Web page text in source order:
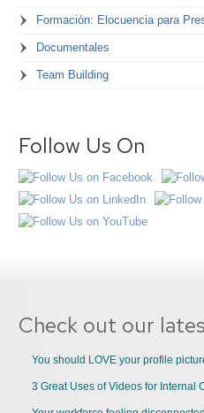
Formación: Elocuencia para
Documentales
Team Building
Follow Us On
Check out our
You should LOVE your profile
3 Great Uses of Videos for Internal